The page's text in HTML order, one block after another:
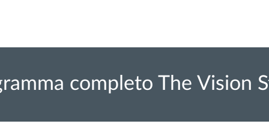
completo The Vision